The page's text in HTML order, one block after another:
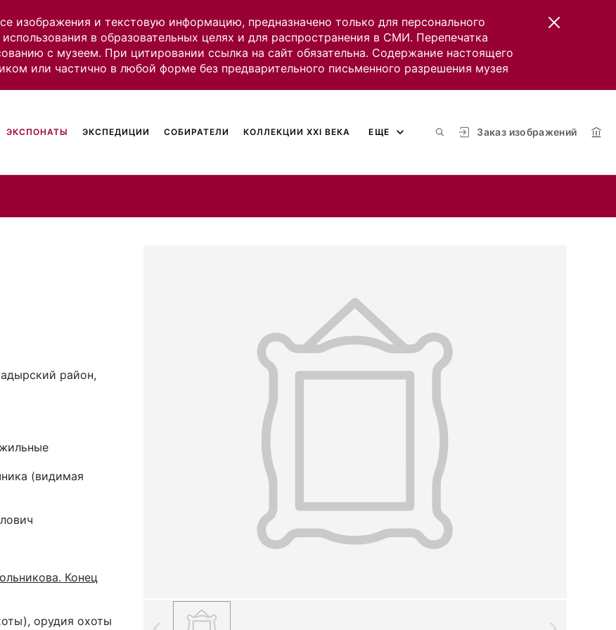
изображения и текстовую информацию, предназначено только для персонального
в образовательных целях и для распространения в СМИ. Перепечатка
с музеем. При цитировании ссылка на сайт обязательна. Содержание настоящего
или частично в любой форме без предварительного письменного разрешения музея
Заказ изображений
ЭКСПОНАТЫ ЭКСПЕДИЦИИ СОБИРАТЕЛИ КОЛЛЕКЦИИ XXI ВЕКА ЕЩЕ
район,
(видимая
Конец
орудия охоты